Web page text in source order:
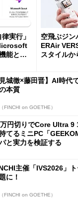
実行」
能とエ
空飛ぶジン
ERAir
スタイルか
見城徹×藤田晋】AI時代
本質
FINCHI on GOETHE）
円切りでCore Ultra
てるミニPC「
と実力を検証する
主催「IVS2026」
に！
FINCHI on GOETHE）